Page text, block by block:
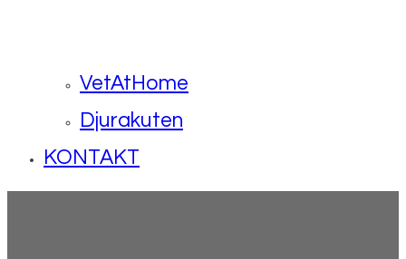
VetAtHome
Djurakuten
KONTAKT